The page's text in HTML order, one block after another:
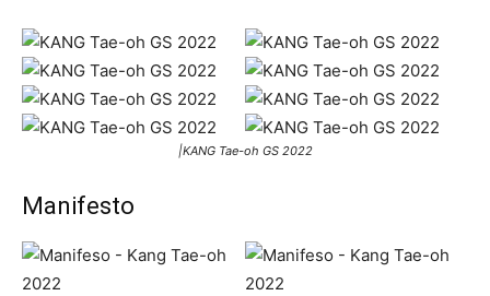
|KANG Tae-oh GS 2022
Manifesto